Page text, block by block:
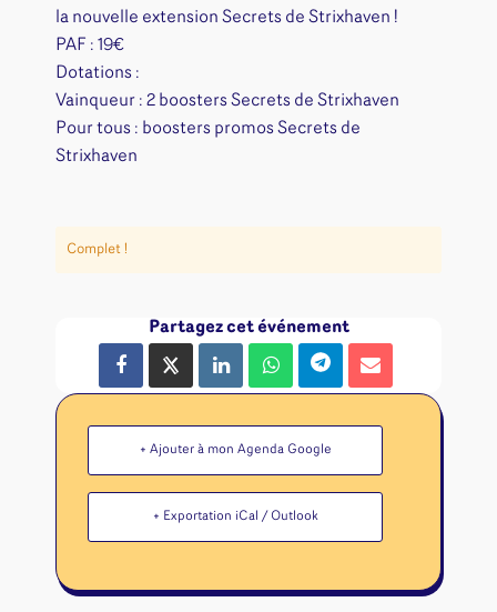
la nouvelle extension Secrets de Strixhaven !
PAF : 19€
Dotations :
Vainqueur : 2 boosters Secrets de Strixhaven
Pour tous : boosters promos Secrets de
Strixhaven
Partagez cet événement
+ Ajouter à mon Agenda Google
+ Exportation iCal / Outlook
Complet !